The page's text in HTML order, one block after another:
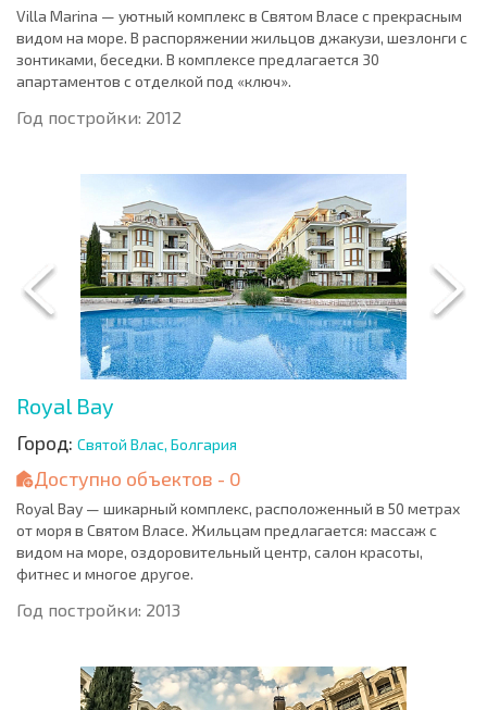
Villa Marina — уютный комплекс в Святом Власе с прекрасным
видом на море. В распоряжении жильцов джакузи, шезлонги с
зонтиками, беседки. В комплексе предлагается 30
апартаментов с отделкой под «ключ».
Год постройки: 2012
Royal Bay
Город: Святой Влас, Болгария
Доступно объектов - 0
Royal Bay — шикарный комплекс, расположенный в 50 метрах
от моря в Святом Власе. Жильцам предлагается: массаж с
видом на море, оздоровительный центр, салон красоты,
фитнес и многое другое.
Год постройки: 2013